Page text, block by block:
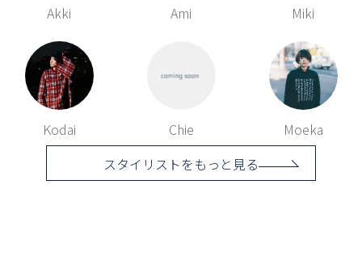
Akki Ami Miki
Kodai Chie
Moeka
スタイリストをもっと見る